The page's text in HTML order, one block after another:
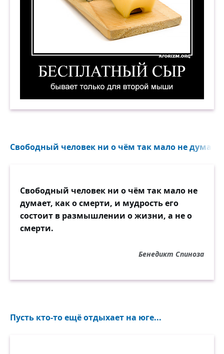
Свободный человек ни о чём так мало не
Свободный человек ни о чём так мало не
думает, как о смерти, и мудрость его
состоит в размышлении о жизни, а не о
смерти.
Бенедикт Спиноза
Пусть кто-то ещё отдыхает на юге...